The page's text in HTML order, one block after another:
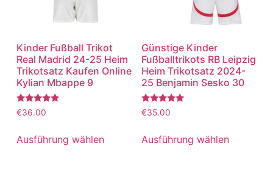
Kinder Fußball Trikot
Real Madrid 24-25 Heim
Trikotsatz Kaufen Online
Kylian Mbappe 9
Bewertet
mit
von 5
€36.00
Ausführung wählen
Günstige Kinder
Fußballtrikots RB Leipzig
Heim Trikotsatz 2024-
25 Benjamin Sesko 30
Bewertet
mit
von 5
€35.00
Ausführung wählen